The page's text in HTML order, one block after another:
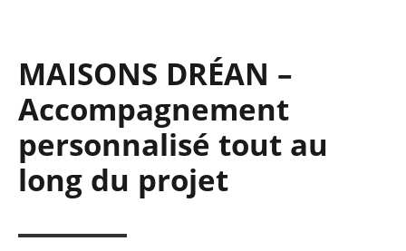
MAISONS DRÉAN –
Accompagnement
personnalisé tout au
long du projet